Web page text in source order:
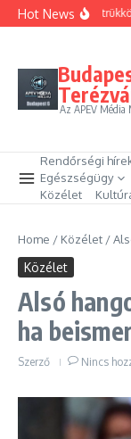
Ugrás a tartalomhoz
Hot NewsHogyan
Az APEV Média
Rendőrségi
Egészségügy
Közélet
Home / Közélet /
Közélet
Alsó
ha
Szerző Nincs